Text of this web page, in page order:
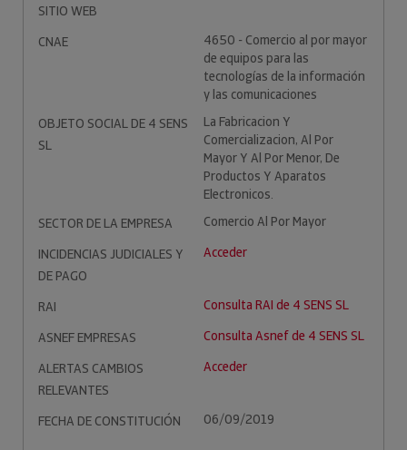
SITIO WEB
CNAE
4650 - Comercio al por mayor
de equipos para las
tecnologías de la información
y las comunicaciones
OBJETO SOCIAL DE 4 SENS
SL
La Fabricacion Y
Comercializacion, Al Por
Mayor Y Al Por Menor, De
Productos Y Aparatos
Electronicos.
SECTOR DE LA EMPRESA
Comercio Al Por Mayor
INCIDENCIAS JUDICIALES Y
DE PAGO
Acceder
RAI
Consulta RAI de 4 SENS SL
ASNEF EMPRESAS
Consulta Asnef de 4 SENS SL
ALERTAS CAMBIOS
RELEVANTES
Acceder
FECHA DE CONSTITUCIÓN 06/09/2019